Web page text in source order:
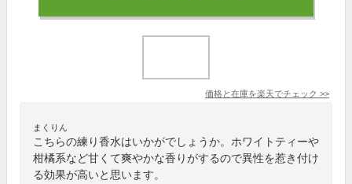
価格と在庫を楽天でチェック >>
まくりん
こちらの練り香水はいかがでしょうか。ホワイトティーや
柑橘系など甘くて爽やかな香りがするので異性を惹き付け
る効果が高いと思います。